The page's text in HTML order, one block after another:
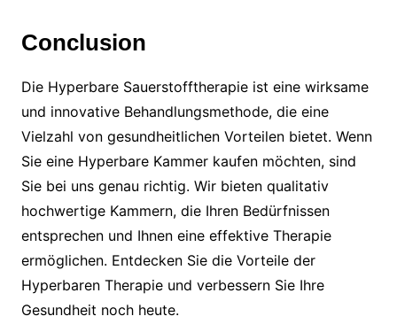
Conclusion
Die Hyperbare Sauerstofftherapie ist eine wirksame
und innovative Behandlungsmethode, die eine
Vielzahl von gesundheitlichen Vorteilen bietet. Wenn
Sie eine Hyperbare Kammer kaufen möchten, sind
Sie bei uns genau richtig. Wir bieten qualitativ
hochwertige Kammern, die Ihren Bedürfnissen
entsprechen und Ihnen eine effektive Therapie
ermöglichen. Entdecken Sie die Vorteile der
Hyperbaren Therapie und verbessern Sie Ihre
Gesundheit noch heute.